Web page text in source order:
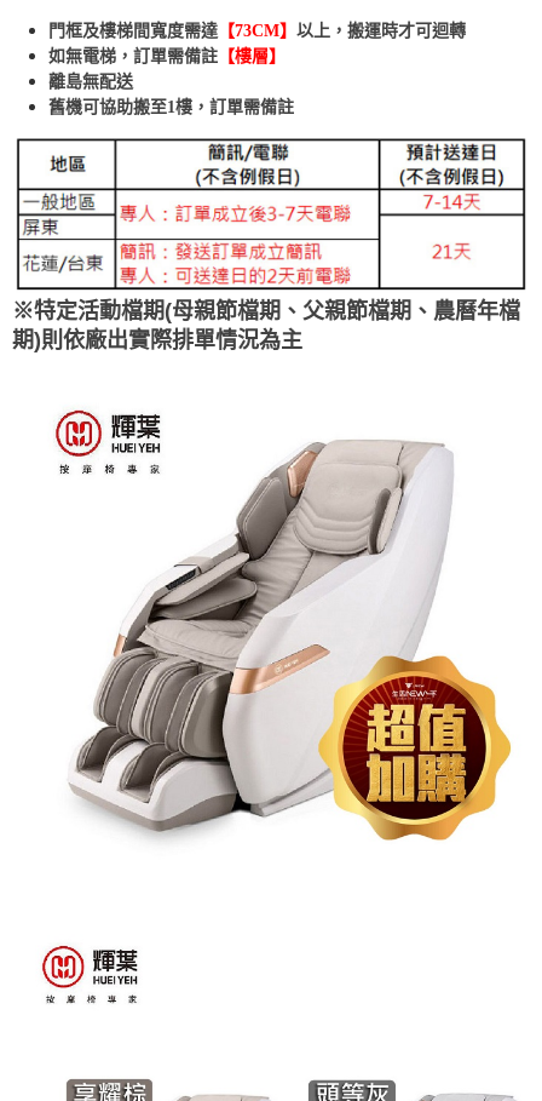
門框及樓梯間寬度需達 【73CM】 以上，搬運時才可迴轉
如無電梯，訂單需備註 【樓層】
離島無配送
舊機可協助搬至1樓，訂單需備註
※特定活動檔期(母親節檔期、父親節檔期、農曆年檔
期)則依廠出實際排單情況為主